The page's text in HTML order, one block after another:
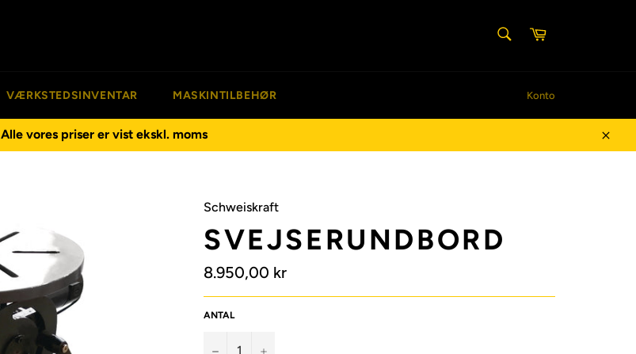
Indkøbskurv
VÆRKSTEDSINVENTAR MASKINTILBEHØR Konto
Alle vores priser er vist ekskl. moms
Luk
Schweiskraft
SVEJSERUNDBORD
Normalpris
8.950,00 kr
ANTAL
− +